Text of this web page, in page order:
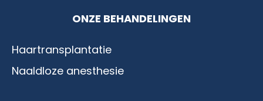
ONZE BEHANDELINGEN
Haartransplantatie
Naaldloze anesthesie